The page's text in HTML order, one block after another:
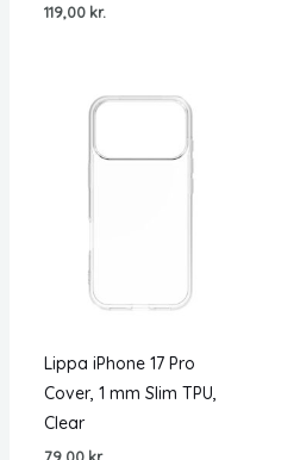
119,00 kr.
Lippa iPhone 17 Pro
Cover, 1 mm Slim TPU,
Clear
79,00 kr.